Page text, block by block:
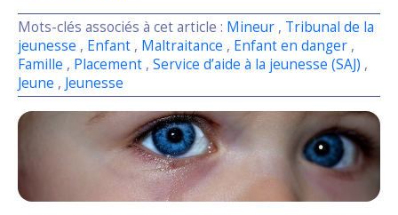
Mots-clés associés à cet article : Mineur , Tribunal de la
jeunesse , Enfant , Maltraitance , Enfant en danger ,
Famille , Placement , Service d’aide à la jeunesse (SAJ) ,
Jeune , Jeunesse